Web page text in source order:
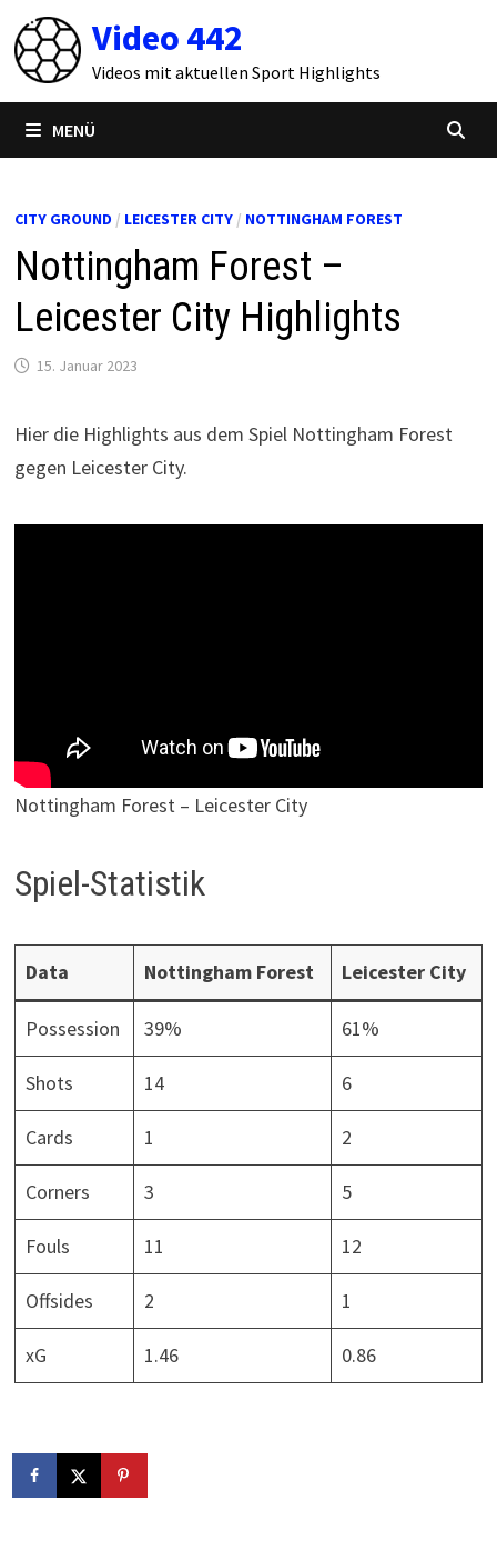
Zum
Inhalt
springen
Video 442
Videos mit aktuellen Sport Highlights
MENÜ
CITY GROUND / LEICESTER CITY/ NOTTINGHAM FOREST
Nottingham Forest –
Leicester City Highlights
15. Januar 2023
Hier die Highlights aus dem Spiel Nottingham Forest
gegen Leicester City.
Nottingham Forest – Leicester City
Spiel-Statistik
Data Nottingham Forest Leicester City
Possession 39% 61%
Shots 14 6
Cards 1 2
Corners 3 5
Fouls 11 12
Offsides 2 1
xG 1.46 0.86